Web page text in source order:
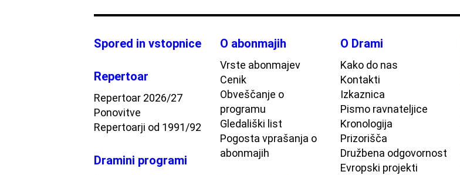
Spored in vstopnice
Repertoar
Repertoar 2026/27
Ponovitve
Repertoarji od 1991/92
Dramini programi
O abonmajih
Vrste abonmajev
Cenik
Obveščanje o
programu
Gledališki list
Pogosta vprašanja o
abonmajih
O Drami
Kako do nas
Kontakti
Izkaznica
Pismo ravnateljice
Kronologija
Prizorišča
Družbena odgovornost
Evropski projekti